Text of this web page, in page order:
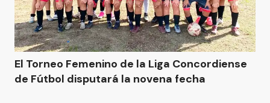
El Torneo Femenino de la Liga Concordiense
de Fútbol disputará la novena fecha